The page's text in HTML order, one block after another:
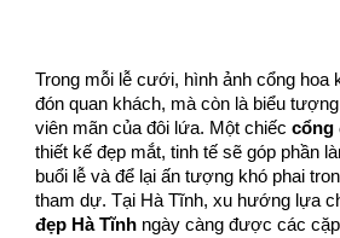
Trong mỗi lễ cưới, hình ảnh cổng hoa
đón quan khách, mà còn là biểu
viên mãn của đôi lứa. Một chiếccổng
thiết kế đẹp mắt, tinh tế sẽ góp phần
buổi lễ và để lại ấn tượng khó phai
tham dự. Tại Hà Tĩnh, xu hướng lựa
đẹp Hà Tĩnh ngày càng được các